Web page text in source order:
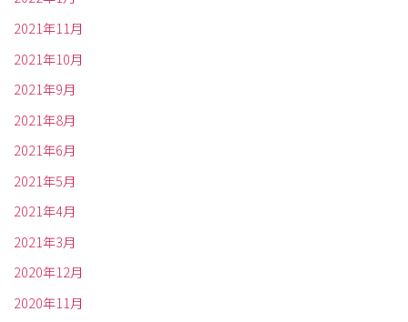
2021年11月
2021年10月
2021年9月
2021年8月
2021年6月
2021年5月
2021年4月
2021年3月
2020年12月
2020年11月